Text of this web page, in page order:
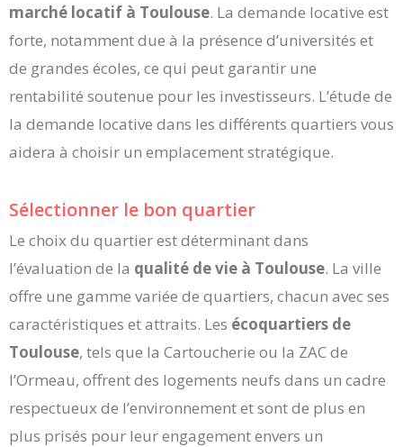
marché locatif à Toulouse. La demande locative est
forte, notamment due à la présence d’universités et
de grandes écoles, ce qui peut garantir une
rentabilité soutenue pour les investisseurs. L’étude de
la demande locative dans les différents quartiers vous
aidera à choisir un emplacement stratégique.
Sélectionner le bon quartier
Le choix du quartier est déterminant dans
l’évaluation de la qualité de vie à Toulouse. La ville
offre une gamme variée de quartiers, chacun avec ses
caractéristiques et attraits. Les écoquartiers de
Toulouse, tels que la Cartoucherie ou la ZAC de
l’Ormeau, offrent des logements neufs dans un cadre
respectueux de l’environnement et sont de plus en
plus prisés pour leur engagement envers un